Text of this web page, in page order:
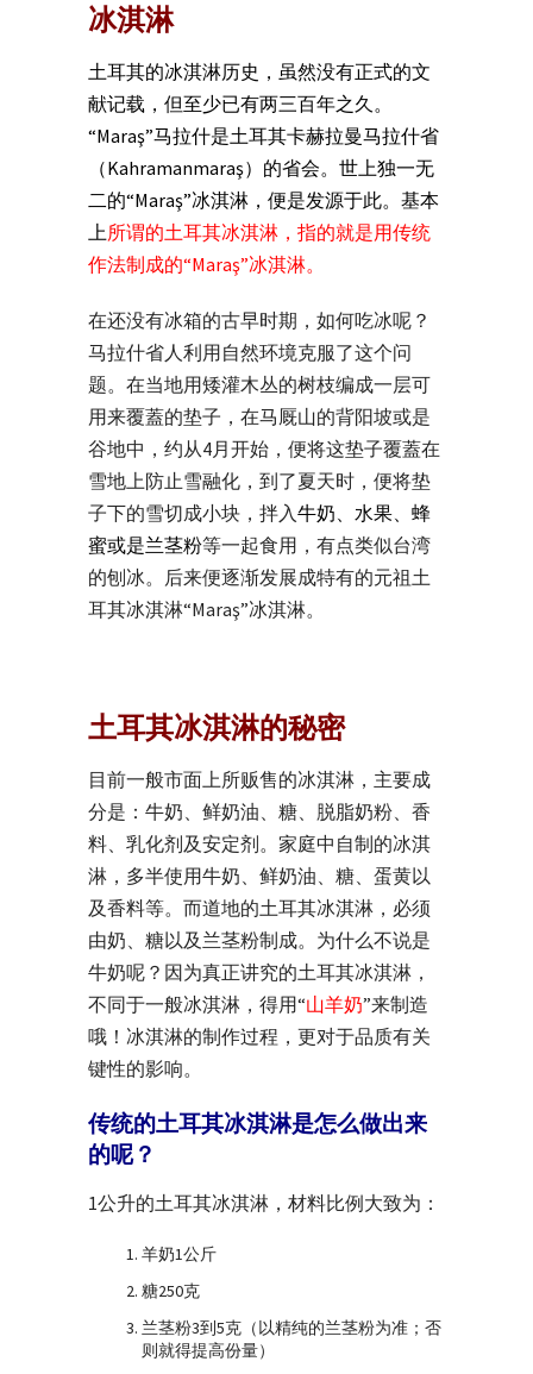
冰淇淋
土耳其的冰淇淋历史，虽然没有正式的文
献记载，但至少已有两三百年之久。
“Maraş”马拉什是土耳其卡赫拉曼马拉什省
（Kahramanmaraş）的省会。世上独一无
二的“Maraş”冰淇淋，便是发源于此。基本
上所谓的土耳其冰淇淋，指的就是用传统
作法制成的“Maraş”冰淇淋。
在还没有冰箱的古早时期，如何吃冰呢？
马拉什省人利用自然环境克服了这个问
题。在当地用矮灌木丛的树枝编成一层可
用来覆蓋的垫子，在马厩山的背阳坡或是
谷地中，约从4月开始，便将这垫子覆蓋在
雪地上防止雪融化，到了夏天时，便将垫
子下的雪切成小块，拌入牛奶、水果、蜂
蜜或是兰茎粉等一起食用，有点类似台湾
的刨冰。后来便逐渐发展成特有的元祖土
耳其冰淇淋“Maraş”冰淇淋。
土耳其冰淇淋的秘密
目前一般市面上所贩售的冰淇淋，主要成
分是：牛奶、鲜奶油、糖、脱脂奶粉、香
料、乳化剂及安定剂。家庭中自制的冰淇
淋，多半使用牛奶、鲜奶油、糖、蛋黄以
及香料等。而道地的土耳其冰淇淋，必须
由奶、糖以及兰茎粉制成。为什么不说是
牛奶呢？因为真正讲究的土耳其冰淇淋，
不同于一般冰淇淋，得用“山羊奶”来制造
哦！冰淇淋的制作过程，更对于品质有关
键性的影响。
传统的土耳其冰淇淋是怎么做出来
的呢？
1公升的土耳其冰淇淋，材料比例大致为：
羊奶1公斤
糖250克
兰茎粉3到5克（以精纯的兰茎粉为准；否
则就得提高份量）